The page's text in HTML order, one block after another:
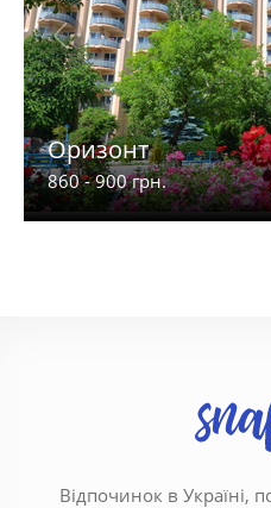
Оризонт
860 - 900 грн.
Відпочинок в Україні,